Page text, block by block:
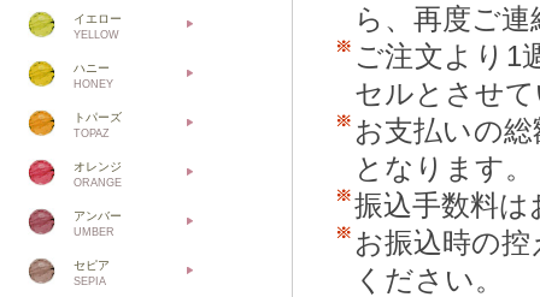
イエロー
YELLOW
ハニー
HONEY
トパーズ
TOPAZ
オレンジ
ORANGE
アンバー
UMBER
セピア
SEPIA
ら、再度ご
ご注文より1
セルとさせ
お支払いの
となります。
振込手数料
お振込時の
ください。